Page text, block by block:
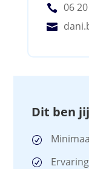
 06

Dit ben jij